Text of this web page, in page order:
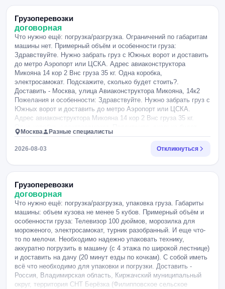
Грузоперевозки
договорная
Что нужно ещё: погрузка/разгрузка. Ограничений по габаритам
машины нет. Примерный объём и особенности груза:
Здравствуйте. Нужно забрать груз с Южных ворот и доставить
до метро Аэропорт или ЦСКА. Адрес авиаконструктора
Микояна 14 кор 2 Внс груза 35 кг. Одна коробка,
электросамокат. Подскажите, сколько будет стоить?.
Доставить - Москва, улица Авиаконструктора Микояна, 14к2
Пожелания и особенности: Здравствуйте. Нужно забрать груз с
Южных ворот и доставить до метро Аэропорт или ЦСКА.
Адрес авиаконструктора Микояна 14 кор 2 Внс груза 35 кг.
Одна коробка, электросамокат. Подскажите, сколько будет
стоить?.
Москва Разные специалисты
2026-08-03 Откликнуться
Грузоперевозки
договорная
Что нужно ещё: погрузка/разгрузка, упаковка груза. Габариты
машины: объем кузова не менее 5 кубов. Примерный объём и
особенности груза: Телевизор 100 дюймов, морозилка для
мороженого, электросамокат, турник разобранный. И еще что-
то по мелочи. Необходимо надежно упаковать технику,
аккуратно погрузить в машину (с 4 этажа по широкой лестнице)
и доставить на дачу (20 минут езды по кочкам). С собой иметь
всё что необходимо для упаковки и погрузки. Доставить -
Россия, Владимирская область, Киржачский муниципальный
округ, территория СНТ Берёзка (Филипповское сельское